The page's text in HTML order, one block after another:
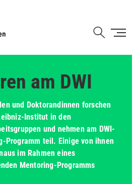
am DWI
und Doktorandinnen forschen
Institut in den
und nehmen am DWI-
Programm teil. Einige von ihnen
im Rahmen eines
Mentoring-Programms